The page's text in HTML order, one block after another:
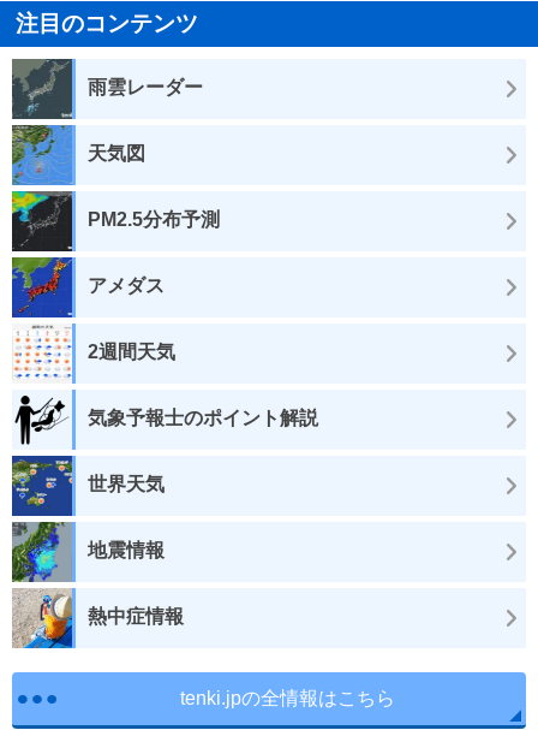
注目のコンテンツ
雨雲レーダー
天気図
PM2.5分布予測
アメダス
2週間天気
気象予報士のポイント解説
世界天気
地震情報
熱中症情報
tenki.jpの全情報はこちら